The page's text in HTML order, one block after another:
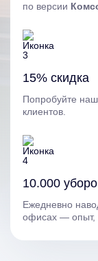
по версии
15% скидка
Попробуйте
клиентов.
10.000
Ежедневно
офисах — опыт,